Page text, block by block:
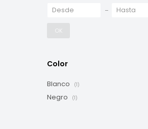
OK
Color
Blanco (1)
Negro (1)